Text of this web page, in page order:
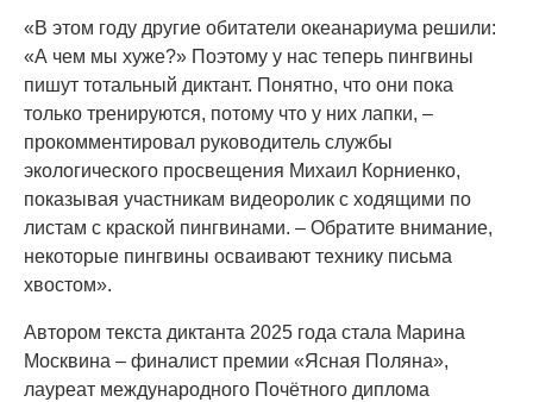
«В этом году другие обитатели океанариума решили:
«А чем мы хуже?» Поэтому у нас теперь пингвины
пишут тотальный диктант. Понятно, что они пока
только тренируются, потому что у них лапки, –
прокомментировал руководитель службы
экологического просвещения Михаил Корниенко,
показывая участникам видеоролик с ходящими по
листам с краской пингвинами. – Обратите внимание,
некоторые пингвины осваивают технику письма
хвостом».
Автором текста диктанта 2025 года стала Марина
Москвина – финалист премии «Ясная Поляна»,
лауреат международного Почётного диплома